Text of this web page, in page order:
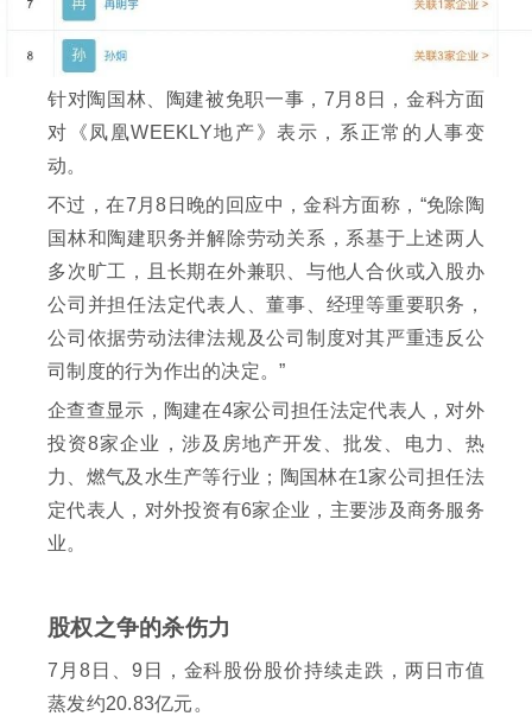
针对陶国林、陶建被免职一事，7月8日，金科方面
对《凤凰WEEKLY地产》表示，系正常的人事变
动。
不过，在7月8日晚的回应中，金科方面称，“免除陶
国林和陶建职务并解除劳动关系，系基于上述两人
多次旷工，且长期在外兼职、与他人合伙或入股办
公司并担任法定代表人、董事、经理等重要职务，
公司依据劳动法律法规及公司制度对其严重违反公
司制度的行为作出的决定。”
企查查显示，陶建在4家公司担任法定代表人，对外
投资8家企业，涉及房地产开发、批发、电力、热
力、燃气及水生产等行业；陶国林在1家公司担任法
定代表人，对外投资有6家企业，主要涉及商务服务
业。
股权之争的杀伤力
7月8日、9日，金科股份股价持续走跌，两日市值
蒸发约20.83亿元。